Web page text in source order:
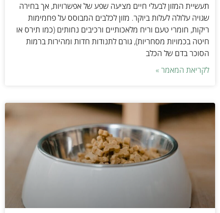
תעשיית המזון לבעלי חיים מציעה שפע של אפשרויות, אך בחירה
שגויה עלולה לעלות ביוקר. מזון לכלבים המבוסס על פחמימות
ריקות, חומרי טעם וריח מלאכותיים ורכיבים נחותים (כמו תירס או
חיטה בכמויות מסחריות), גורם לתנודות חדות ומהירות ברמות
הסוכר בדם של הכלב
לקריאת המאמר »